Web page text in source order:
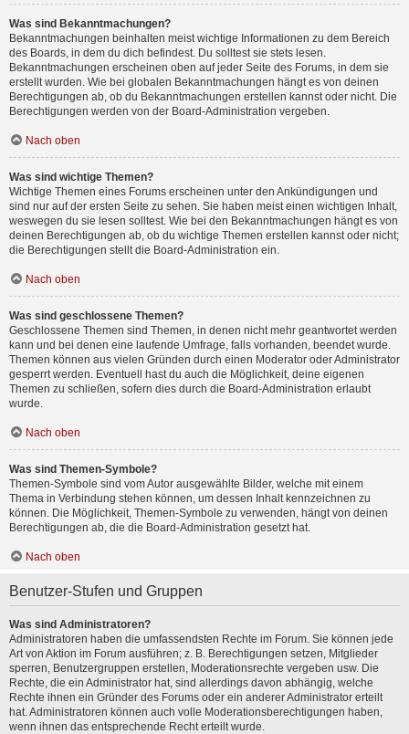
Was sind Bekanntmachungen?
Bekanntmachungen beinhalten meist wichtige Informationen zu dem Bereich
des Boards, in dem du dich befindest. Du solltest sie stets lesen.
Bekanntmachungen erscheinen oben auf jeder Seite des Forums, in dem sie
erstellt wurden. Wie bei globalen Bekanntmachungen hängt es von deinen
Berechtigungen ab, ob du Bekanntmachungen erstellen kannst oder nicht. Die
Berechtigungen werden von der Board-Administration vergeben.
Nach oben
Was sind wichtige Themen?
Wichtige Themen eines Forums erscheinen unter den Ankündigungen und
sind nur auf der ersten Seite zu sehen. Sie haben meist einen wichtigen Inhalt,
weswegen du sie lesen solltest. Wie bei den Bekanntmachungen hängt es von
deinen Berechtigungen ab, ob du wichtige Themen erstellen kannst oder nicht;
die Berechtigungen stellt die Board-Administration ein.
Nach oben
Was sind geschlossene Themen?
Geschlossene Themen sind Themen, in denen nicht mehr geantwortet werden
kann und bei denen eine laufende Umfrage, falls vorhanden, beendet wurde.
Themen können aus vielen Gründen durch einen Moderator oder Administrator
gesperrt werden. Eventuell hast du auch die Möglichkeit, deine eigenen
Themen zu schließen, sofern dies durch die Board-Administration erlaubt
wurde.
Nach oben
Was sind Themen-Symbole?
Themen-Symbole sind vom Autor ausgewählte Bilder, welche mit einem
Thema in Verbindung stehen können, um dessen Inhalt kennzeichnen zu
können. Die Möglichkeit, Themen-Symbole zu verwenden, hängt von deinen
Berechtigungen ab, die die Board-Administration gesetzt hat.
Nach oben
Benutzer-Stufen und Gruppen
Was sind Administratoren?
Administratoren haben die umfassendsten Rechte im Forum. Sie können jede
Art von Aktion im Forum ausführen; z. B. Berechtigungen setzen, Mitglieder
sperren, Benutzergruppen erstellen, Moderationsrechte vergeben usw. Die
Rechte, die ein Administrator hat, sind allerdings davon abhängig, welche
Rechte ihnen ein Gründer des Forums oder ein anderer Administrator erteilt
hat. Administratoren können auch volle Moderationsberechtigungen haben,
wenn ihnen das entsprechende Recht erteilt wurde.